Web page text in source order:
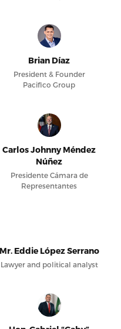
Brian Díaz
President & Founder
Pacifico Group
Carlos Johnny Méndez
Núñez
Presidente Cámara de
Representantes
Mr. Eddie López Serrano
Lawyer and political analyst